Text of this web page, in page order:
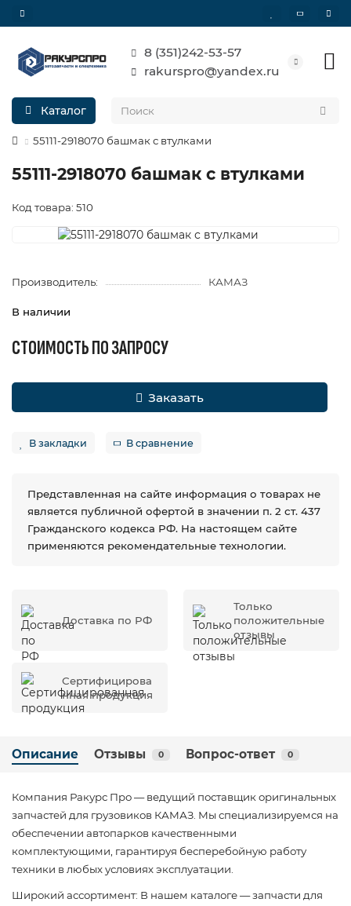
8 (351)242-53-57
rakurspro@yandex.ru
Каталог
55111-2918070 башмак с втулками
55111-2918070 башмак с втулками
Код товара: 510
Производитель: КАМАЗ
В наличии
СТОИМОСТЬ ПО ЗАПРОСУ
Заказать
В закладки В сравнение
Представленная на сайте информация о товарах не
является публичной офертой в значении п. 2 ст. 437
Гражданского кодекса РФ. На настоящем сайте
применяются рекомендательные технологии.
Доставка по РФ
Только
положительные
отзывы
Сертифицирова
нная продукция
Описание Отзывы 0 Вопрос-ответ 0
Компания Ракурс Про — ведущий поставщик оригинальных
запчастей для грузовиков КАМАЗ. Мы специализируемся на
обеспечении автопарков качественными
комплектующими, гарантируя бесперебойную работу
техники в любых условиях эксплуатации.
Широкий ассортимент: В нашем каталоге — запчасти для